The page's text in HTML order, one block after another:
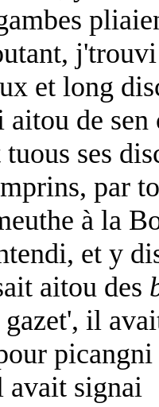
et long
de sen
ses
par
à la
et y
aitou des
gazet', il
signai